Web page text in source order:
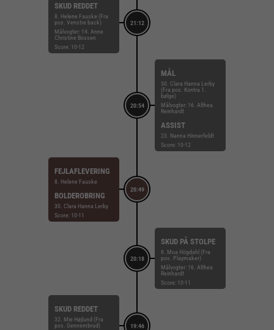
21:12
SKUD REDDET
8. Helene Fauske (Fra
pos. Venstre back)
Målvogter: 14. Anne
Christine Bossen
Score: 10-12
20:54
MÅL
30. Clara Hanna Lerby
(Fra pos. Kontra 1.
bølge)
Målvogter: 16. Althea
Reinhardt
ASSIST
23. Nanna Hinnerfeldt
Score: 10-12
20:49
FEJLAFLEVERING
8. Helene Fauske
BOLDEROBRING
30. Clara Hanna Lerby
Score: 10-11
20:18
SKUD PÅ STOLPE
6. Moa Högdahl (Fra
pos. Playmaker)
Målvogter: 16. Althea
Reinhardt
Score: 10-11
19:46
SKUD REDDET
32. Mie Højlund (Fra
pos. Gennembrud)